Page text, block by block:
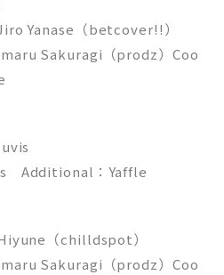
Yanase（betcover!!）
Sakuragi（prodz）Coo
Additional：Yaffle
（chilldspot）
Sakuragi（prodz）Coo